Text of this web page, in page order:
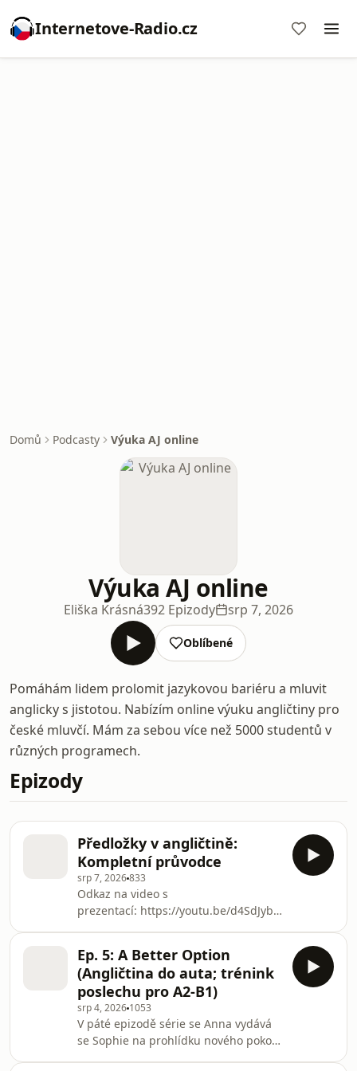
Internetove-Radio.cz
Domů Podcasty Výuka AJ online
Výuka AJ online
Eliška Krásná392 Epizody srp 7, 2026
Oblíbené
Pomáhám lidem prolomit jazykovou bariéru a mluvit
anglicky s jistotou. Nabízím online výuku angličtiny pro
české mluvčí. Mám za sebou více než 5000 studentů v
různých programech.
Epizody
Předložky v angličtině:
Kompletní průvodce
srp 7, 2026833
Odkaz na video s
prezentací: https://youtu.be/d4SdJyb9RTQPletou
jednoduše vysvětlíme anglické
předložky místa, času i pohybu a
ukážeme si nejčastější chyby, které
Češi v angličtině dělají. Naučíte se
praktický systém, díky kterému budete
předložky používat přirozeněji a bez
přemýšlení.Ukážeme si rozdíl mezi IN
Ep. 5: A Better Option
(Angličtina do auta; trénink
poslechu pro A2-B1)
srp 4, 2026 1053
V páté epizodě série se Anna vydává
se Sophie na prohlídku nového pokoje